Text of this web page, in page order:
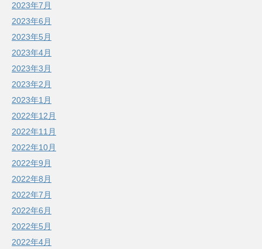
2023年7月
2023年6月
2023年5月
2023年4月
2023年3月
2023年2月
2023年1月
2022年12月
2022年11月
2022年10月
2022年9月
2022年8月
2022年7月
2022年6月
2022年5月
2022年4月